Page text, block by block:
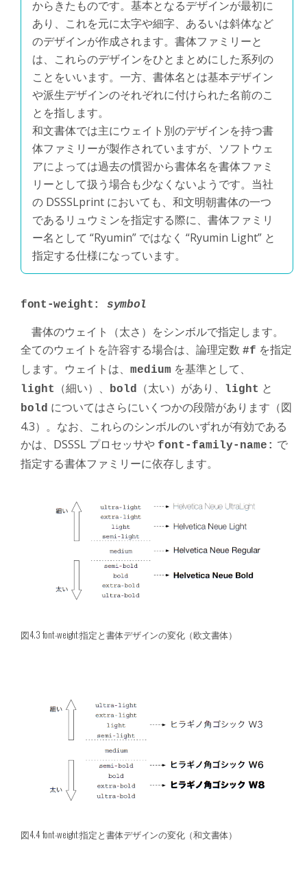
からきたものです。基本となるデザインが最初に
あり、これを元に太字や細字、あるいは斜体など
のデザインが作成されます。書体ファミリーと
は、これらのデザインをひとまとめにした系列の
ことをいいます。一方、書体名とは基本デザイン
や派生デザインのそれぞれに付けられた名前のこ
とを指します。
和文書体では主にウェイト別のデザインを持つ書
体ファミリーが製作されていますが、ソフトウェ
アによっては過去の慣習から書体名を書体ファミ
リーとして扱う場合も少なくないようです。当社
の DSSSLprint においても、和文明朝書体の一つ
であるリュウミンを指定する際に、書体ファミリ
ー名として “Ryumin” ではなく “Ryumin Light” と
指定する仕様になっています。
font-weight: symbol
書体のウェイト（太さ）をシンボルで指定します。
全てのウェイトを許容する場合は、論理定数 #f を指定
します。ウェイトは、
medium を基準として、
light （細い）、 bold （太い）があり、 light と
bold についてはさらにいくつかの段階があります（図
4.3）。なお、これらのシンボルのいずれが有効である
かは、DSSSL プロセッサや font-family-name: で
指定する書体ファミリーに依存します。
図4.3 font-weight:指定と書体デザインの変化（欧文書体）
図4.4 font-weight:指定と書体デザインの変化（和文書体）